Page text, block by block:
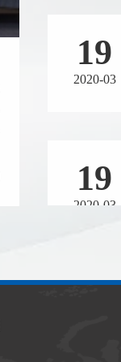
19
2020-03
19
2020-03
19